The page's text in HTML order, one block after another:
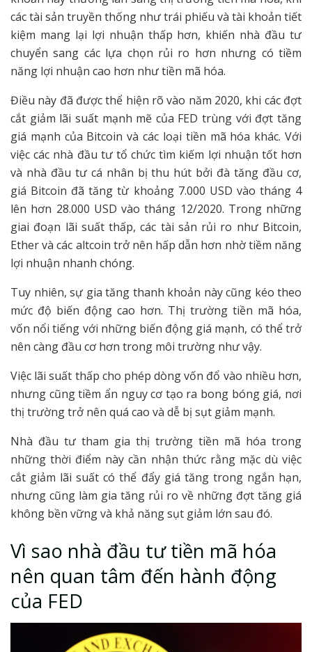
các tài sản truyền thống như trái phiếu và tài khoản tiết
kiệm mang lại lợi nhuận thấp hơn, khiến nhà đầu tư
chuyển sang các lựa chọn rủi ro hơn nhưng có tiềm
năng lợi nhuận cao hơn như tiền mã hóa.
Điều này đã được thể hiện rõ vào năm 2020, khi các đợt
cắt giảm lãi suất mạnh mẽ của FED trùng với đợt tăng
giá mạnh của Bitcoin và các loại tiền mã hóa khác. Với
việc các nhà đầu tư tổ chức tìm kiếm lợi nhuận tốt hơn
và nhà đầu tư cá nhân bị thu hút bởi đà tăng đầu cơ,
giá Bitcoin đã tăng từ khoảng 7.000 USD vào tháng 4
lên hơn 28.000 USD vào tháng 12/2020. Trong những
giai đoạn lãi suất thấp, các tài sản rủi ro như Bitcoin,
Ether và các altcoin trở nên hấp dẫn hơn nhờ tiềm năng
lợi nhuận nhanh chóng.
Tuy nhiên, sự gia tăng thanh khoản này cũng kéo theo
mức độ biến động cao hơn. Thị trường tiền mã hóa,
vốn nổi tiếng với những biến động giá mạnh, có thể trở
nên càng đầu cơ hơn trong môi trường như vậy.
Việc lãi suất thấp cho phép dòng vốn đổ vào nhiều hơn,
nhưng cũng tiềm ẩn nguy cơ tạo ra bong bóng giá, nơi
thị trường trở nên quá cao và dễ bị sụt giảm mạnh.
Nhà đầu tư tham gia thị trường tiền mã hóa trong
những thời điểm này cần nhận thức rằng mặc dù việc
cắt giảm lãi suất có thể đẩy giá tăng trong ngắn hạn,
nhưng cũng làm gia tăng rủi ro về những đợt tăng giá
không bền vững và khả năng sụt giảm lớn sau đó.
Vì sao nhà đầu tư tiền mã hóa
nên quan tâm đến hành động
của FED